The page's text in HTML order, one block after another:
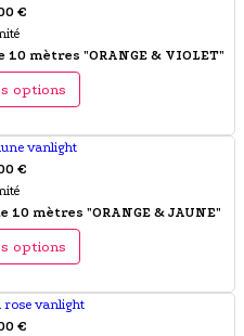
€
mètres "ORANGE & VIOLET"
options
€
mètres "ORANGE & JAUNE"
options
€